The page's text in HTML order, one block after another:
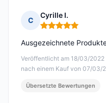
C
Cyrille I.
Hinweis: 5 von 5
Veröffentlicht am 18/03/
nach einem Kauf von 07/03/
Ausgezeichnete
Übersetzte Bewertungen